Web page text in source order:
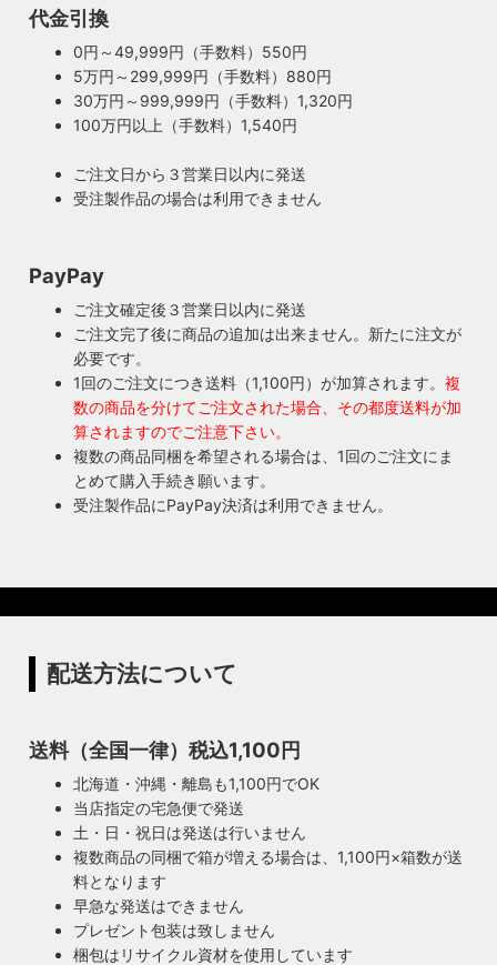
代金引換
0円～49,999円（手数料）550円
5万円～299,999円（手数料）880円
30万円～999,999円（手数料）1,320円
100万円以上（手数料）1,540円
ご注文日から３営業日以内に発送
受注製作品の場合は利用できません
PayPay
ご注文確定後３営業日以内に発送
ご注文完了後に商品の追加は出来ません。新たに注文が
必要です。
1回のご注文につき送料（1,100円）が加算されます。 複
数の商品を分けてご注文された場合、その都度送料が加
算されますのでご注意下さい。
複数の商品同梱を希望される場合は、1回のご注文にま
とめて購入手続き願います。
受注製作品にPayPay決済は利用できません。
配送方法について
送料（全国一律）税込1,100円
北海道・沖縄・離島も1,100円でOK
当店指定の宅急便で発送
土・日・祝日は発送は行いません
複数商品の同梱で箱が増える場合は、1,100円×箱数が送
料となります
早急な発送はできません
プレゼント包装は致しません
梱包はリサイクル資材を使用しています